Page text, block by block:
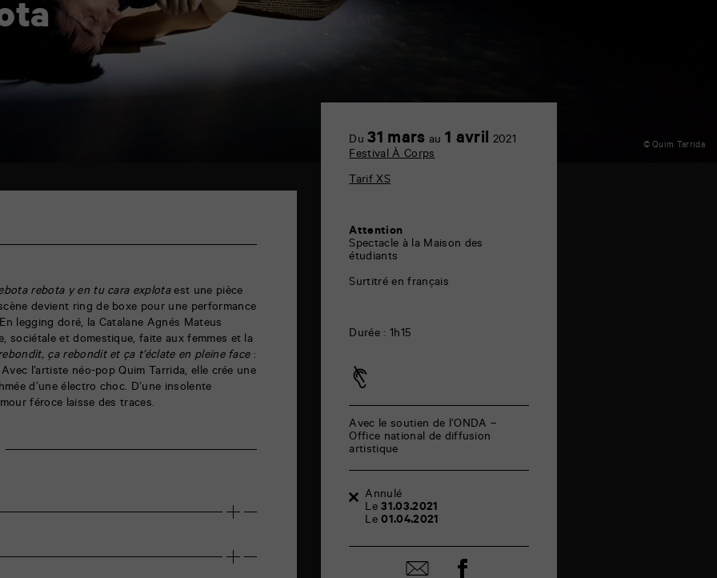
© Quim Tarrida
rebota y en tu cara explotaest une pièce
devient ring de boxe pour une performance
legging doré, la Catalane Agnés Mateus
sociétale et domestique, faite aux femmes et la
ça rebondit et ça t’éclate en pleine face :
Avec l’artiste néo-pop Quim Tarrida, elle crée une
d’une électro choc. D’une insolente
féroce laisse des traces.
Du31 mars au 1 avril 2021
Festival À Corps
Tarif XS
Attention
Spectacle à la Maison des
étudiants
Surtitré en français
Durée : 1h15
Avec le soutien de l’ONDA –
Office national de diffusion
artistique
Annulé
Le31.03.2021
Le01.04.2021
Partager
Partager